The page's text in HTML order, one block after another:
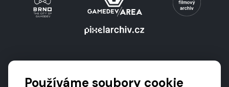
Používáme soubory cookie